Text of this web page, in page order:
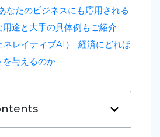
なたのビジネスにも応用される
途と大手の具体例もご紹介
レイティブAI）: 経済にどれほ
を与えるのか